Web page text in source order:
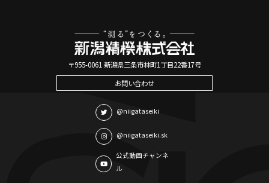
〒955-0061 新潟県三条市林町1丁目22番17号
お問い合わせ
@niigataseiki
@niigataseiki.sk
公式動画チャンネ
ル